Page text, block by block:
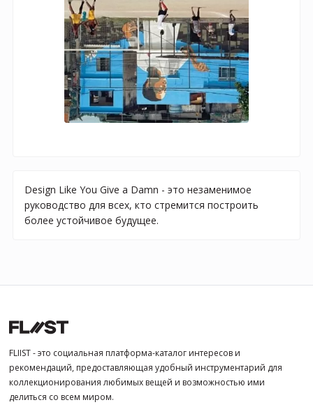
Design Like You Give a Damn - это незаменимое
руководство для всех, кто стремится построить
более устойчивое будущее.
FLIIST - это социальная платформа-каталог интересов и
рекомендаций, предоставляющая удобный инструментарий для
коллекционирования любимых вещей и возможностью ими
делиться со всем миром.